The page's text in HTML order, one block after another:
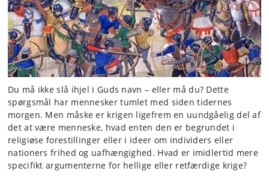
Du må ikke slå ihjel i Guds navn – eller må du? Dette
spørgsmål har mennesker tumlet med siden tidernes
morgen. Men måske er krigen ligefrem en uundgåelig del af
det at være menneske, hvad enten den er begrundet i
religiøse forestillinger eller i ideer om individers eller
nationers frihed og uafhængighed. Hvad er imidlertid mere
specifikt argumenterne for hellige eller retfærdige krige?